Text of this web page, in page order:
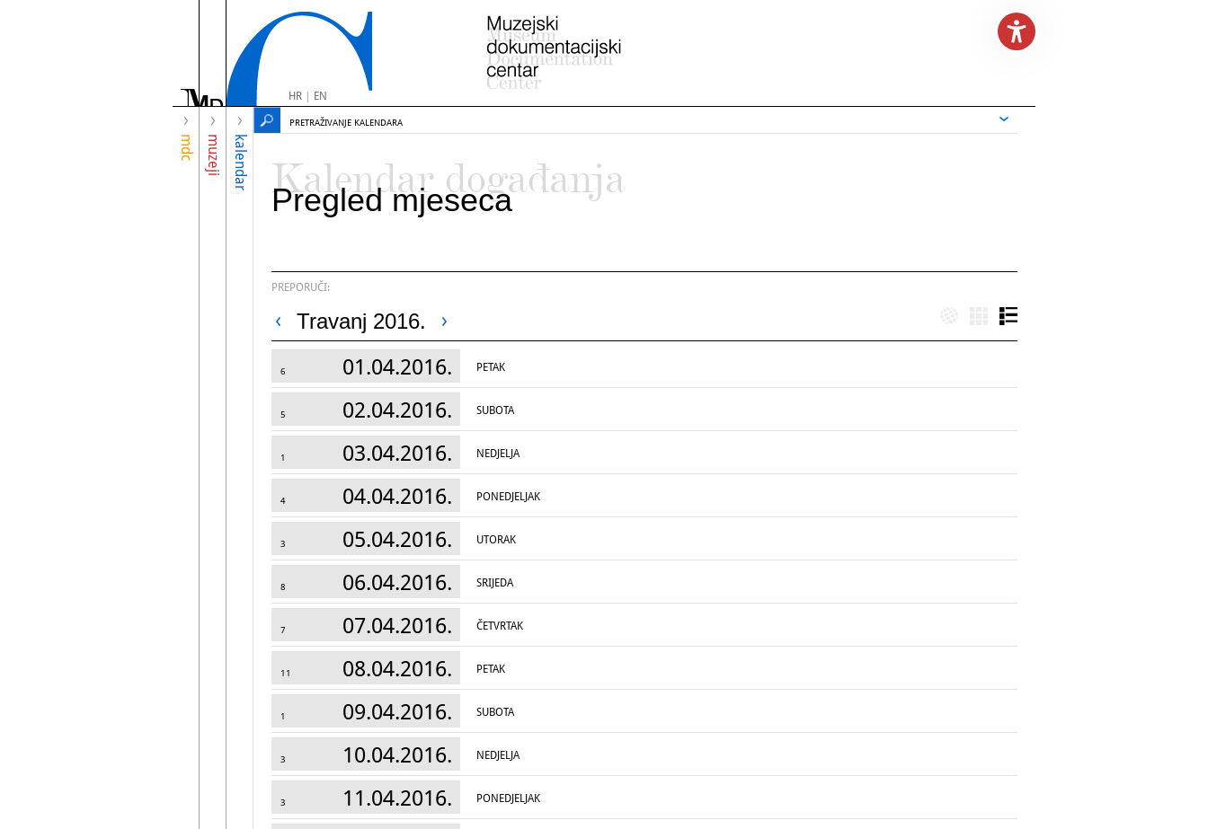
HR| EN
mdc muzeji kalendar
PRETRAŽIVANJE KALENDARA
Kalendar događanja
Pregled mjeseca
PREPORUČI:
Travanj 2016.
6 01.04.2016. PETAK
5 02.04.2016. SUBOTA
1 03.04.2016. NEDJELJA
4 04.04.2016. PONEDJELJAK
3 05.04.2016. UTORAK
8 06.04.2016. SRIJEDA
7 07.04.2016. ČETVRTAK
11 08.04.2016. PETAK
1 09.04.2016. SUBOTA
3 10.04.2016. NEDJELJA
3 11.04.2016. PONEDJELJAK